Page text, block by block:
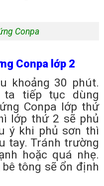
Conpa
Conpa lớp 2
khoảng 30 phút.
ta tiếp tục dùng
Conpa lớp thứ
lớp thứ 2 sẽ phủ
ý khi phủ sơn thì
tay. Tránh trường
hoặc quá nhẹ.
bê tông sẽ ổn định